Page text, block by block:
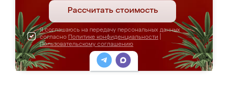
Рассчитать стоимость
Я соглашаюсь на передачу персональных данных
согласно Политике конфиденциальности
Пользовательскому соглашению